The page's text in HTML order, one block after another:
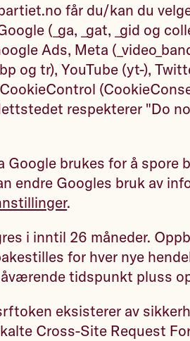
får du/kan du
(_ga, _gat, _gid og
Ads, Meta
og tr), YouTube (yt-),
respekterer "Do
Google brukes for å spore
endre Googles bruk av
.
i inntil 26 måneder.
for hver nye
tidspunkt pluss
eksisterer av
Cross-Site Request